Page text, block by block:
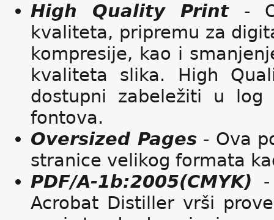
High Quality Print-
kvaliteta, pripremu za
kompresije, kao i
kvaliteta slika. High
dostupni zabeležiti u
fontova.
Oversized Pages- Ova
stranice velikog formata
PDF/A-1b:2005(CMYK) -
Acrobat Distiller vrši